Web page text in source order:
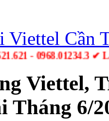
Cần
-
Viettel,‎
Tháng 6/